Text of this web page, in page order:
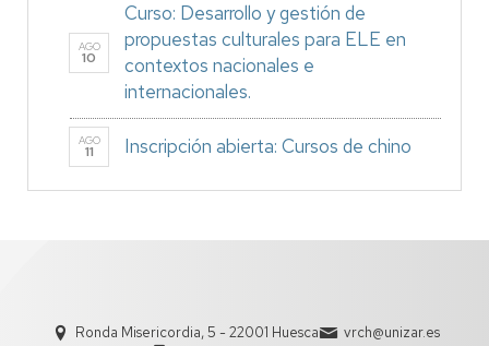
AGO
10
Curso: Desarrollo y gestión de
propuestas culturales para ELE en
contextos nacionales e
internacionales.
AGO
11 Inscripción abierta: Cursos de chino
Ronda Misericordia, 5 - 22001 Huesca
vrch@unizar.es